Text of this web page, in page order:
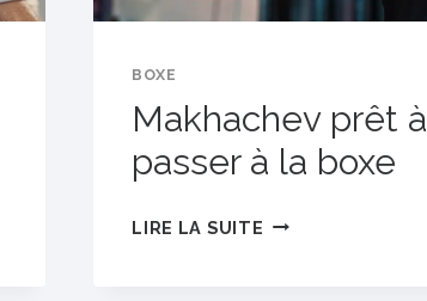
BOXE
Makhachev prêt à
passer à la boxe
LIRE LA SUITE MAKHACHEV